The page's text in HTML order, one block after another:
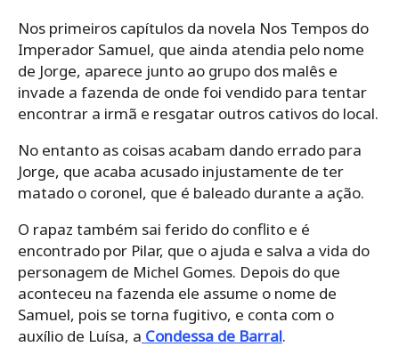
Nos primeiros capítulos da novela Nos Tempos do
Imperador Samuel, que ainda atendia pelo nome
de Jorge, aparece junto ao grupo dos malês e
invade a fazenda de onde foi vendido para tentar
encontrar a irmã e resgatar outros cativos do local.
No entanto as coisas acabam dando errado para
Jorge, que acaba acusado injustamente de ter
matado o coronel, que é baleado durante a ação.
O rapaz também sai ferido do conflito e é
encontrado por Pilar, que o ajuda e salva a vida do
personagem de Michel Gomes. Depois do que
aconteceu na fazenda ele assume o nome de
Samuel, pois se torna fugitivo, e conta com o
auxílio de Luísa, a Condessa de Barral.